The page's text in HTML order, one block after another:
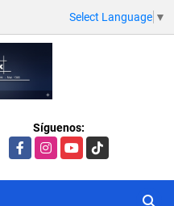
Select Language ▼
Síguenos:
FacebookInstagramYouTubeTikTok